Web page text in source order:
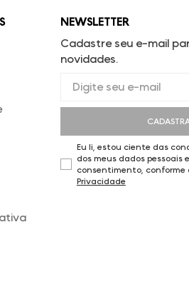
NEWSLETTER
Cadastre seu e-mail
novidades.
Eu li, estou ciente das
dos meus dados pessoais
consentimento, conforme
Privacidade